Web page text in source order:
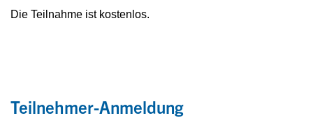
Die Teilnahme ist kostenlos.
Teilnehmer-Anmeldung